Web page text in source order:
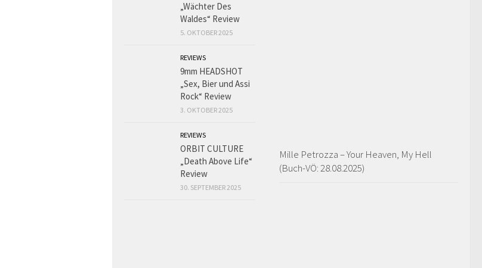
Mille Petrozza – Your Heaven, My Hell
(Buch-VÖ: 28.08.2025)
„Wächter Des
Waldes“ Review
5. OKTOBER 2025
REVIEWS
9mm HEADSHOT
„Sex, Bier und Assi
Rock“ Review
3. OKTOBER 2025
REVIEWS
ORBIT CULTURE
„Death Above Life“
Review
30. SEPTEMBER 2025